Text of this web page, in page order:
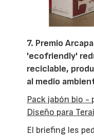
7. Premio
'ecofriendly'
reciclable,
al medio
Pack jabón bio -
Diseño para
El briefing les